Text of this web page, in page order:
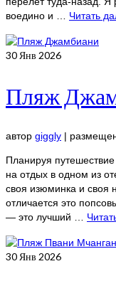
воедино и … Читать
30 Янв 2026
Пляж
автор giggly |
Планируя
на отдых в одном из
своя изюминка и своя
отличается это
— это лучший …
30 Янв 2026